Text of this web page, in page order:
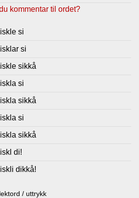
kommentar til ordet?
si
si
sikkå
si
sikkå
si
sikkå
di!
dikkå!
/ uttrykk